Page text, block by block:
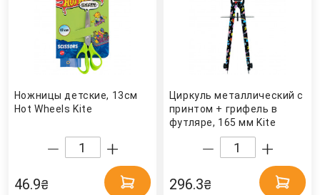
Ножницы детские, 13см
Hot Wheels Kite
46.9₴
Циркуль металлический с
принтом + грифель в
футляре, 165 мм Kite
296.3₴